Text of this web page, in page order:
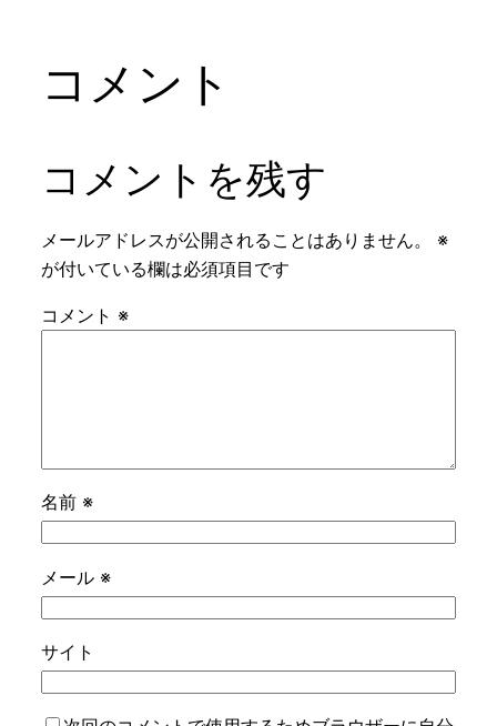
コメント
コメントを残す
メールアドレスが公開されることはありません。
※
が付いている欄は必須項目です
コメント ※
名前 ※
メール ※
サイト